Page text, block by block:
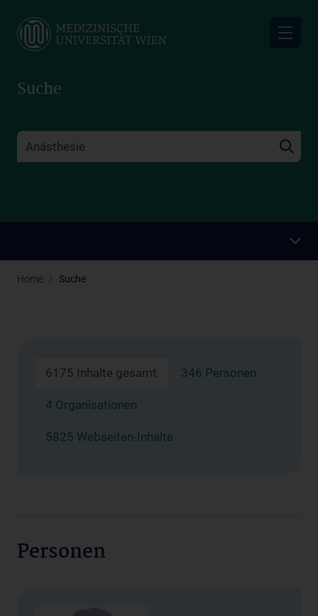
main
Suche
Home Suche
6175 Inhalte gesamt 346 Personen
4 Organisationen
5825 Webseiten-Inhalte
Personen